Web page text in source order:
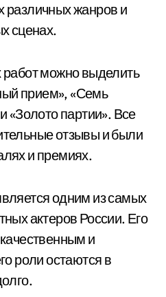
различных жанров и
сценах.
можно выделить
прием», «Семь
«Золото партии». Все
отзывы и были
и премиях.
одним из самых
актеров России. Его
и
роли остаются в